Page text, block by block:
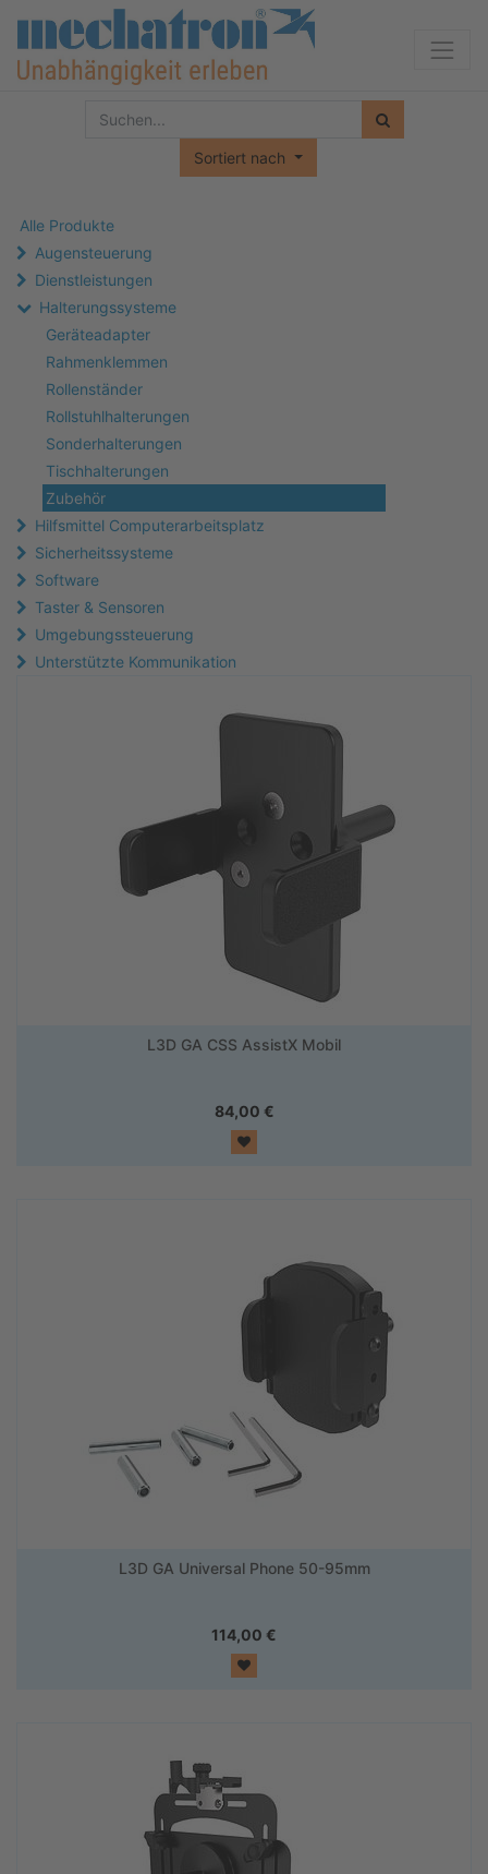
Sortiert nach
Alle Produkte
Augensteuerung
Dienstleistungen
Halterungssysteme
Geräteadapter
Rahmenklemmen
Rollenständer
Rollstuhlhalterungen
Sonderhalterungen
Tischhalterungen
Zubehör
Hilfsmittel Computerarbeitsplatz
Sicherheitssysteme
Software
Taster & Sensoren
Umgebungssteuerung
Unterstützte Kommunikation
L3D GA CSS AssistX Mobil
84,00 €
L3D GA Universal Phone 50-95mm
114,00 €